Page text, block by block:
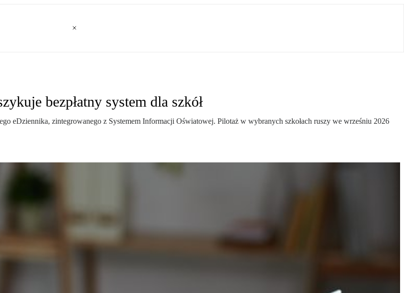
bezpłatny system dla szkół
eDziennika, zintegrowanego z Systemem Informacji Oświatowej. Pilotaż w wybranych szkołach ruszy we wrześniu 2026